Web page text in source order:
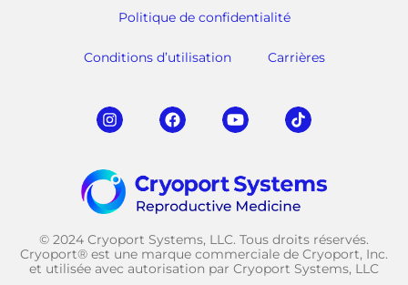
Politique de confidentialité
Conditions d’utilisation Carrières
© 2024 Cryoport Systems, LLC. Tous droits réservés.
Cryoport® est une marque commerciale de Cryoport, Inc.
et utilisée avec autorisation par Cryoport Systems, LLC